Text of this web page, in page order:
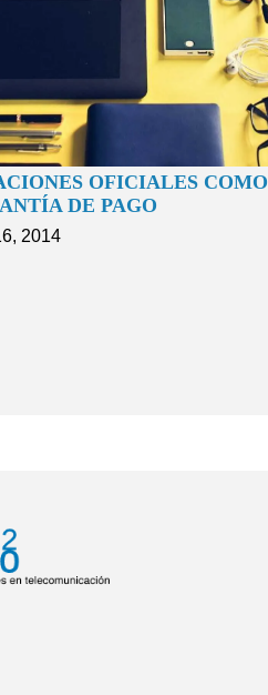
OFICIALES COMO
DE PAGO
2014